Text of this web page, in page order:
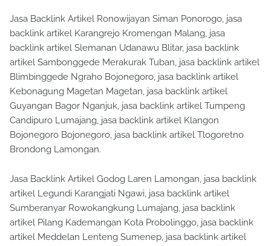
Jasa Backlink Artikel Ronowijayan Siman Ponorogo, jasa
backlink artikel Karangrejo Kromengan Malang, jasa
backlink artikel Slemanan Udanawu Blitar, jasa backlink
artikel Sambonggede Merakurak Tuban, jasa backlink artikel
Blimbinggede Ngraho Bojonegoro, jasa backlink artikel
Kebonagung Magetan Magetan, jasa backlink artikel
Guyangan Bagor Nganjuk, jasa backlink artikel Tumpeng
Candipuro Lumajang, jasa backlink artikel Klangon
Bojonegoro Bojonegoro, jasa backlink artikel Tlogoretno
Brondong Lamongan.
Jasa Backlink Artikel Godog Laren Lamongan, jasa backlink
artikel Legundi Karangjati Ngawi, jasa backlink artikel
Sumberanyar Rowokangkung Lumajang, jasa backlink
artikel Pilang Kademangan Kota Probolinggo, jasa backlink
artikel Meddelan Lenteng Sumenep, jasa backlink artikel